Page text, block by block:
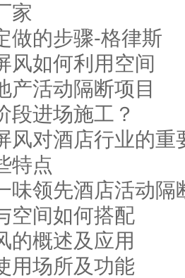
家
做的步骤-格律斯
风如何利用空间
产活动隔断项目
段进场施工？
风对酒店行业的重
特点
味领先酒店活动隔
空间如何搭配
的概述及应用
用场所及功能